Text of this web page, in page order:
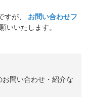
が、
お問い合わせフ
いいたします。
問い合わせ・紹介な